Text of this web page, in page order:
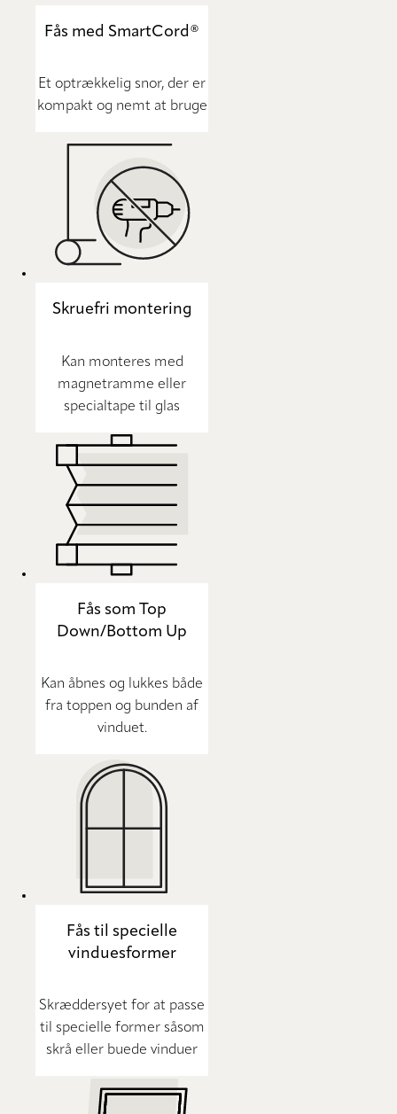
Fås med SmartCord®
Et optrækkelig snor, der er
kompakt og nemt at bruge
Skruefri montering
Kan monteres med
magnetramme eller
specialtape til glas
Fås som Top
Down/Bottom Up
Kan åbnes og lukkes både
fra toppen og bunden af
vinduet.
Fås til specielle
vinduesformer
Skræddersyet for at passe
til specielle former såsom
skrå eller buede vinduer